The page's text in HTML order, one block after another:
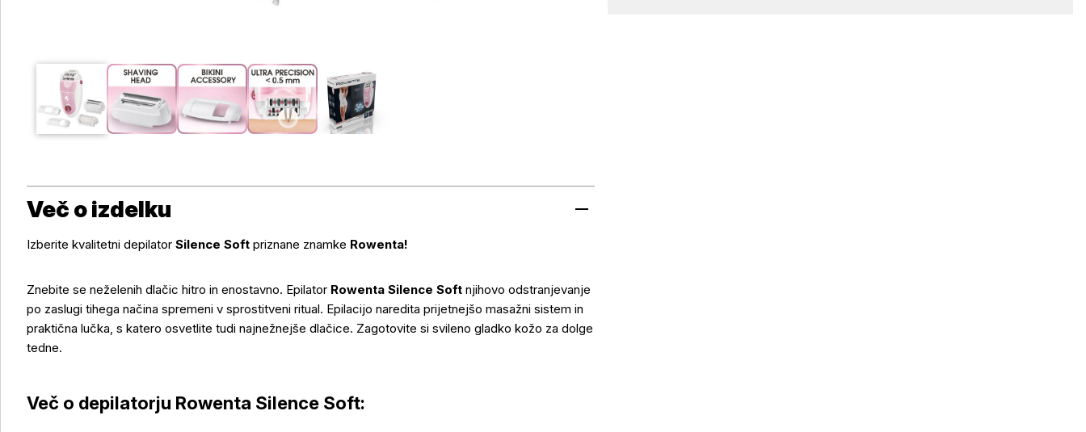
Več o izdelku
Izberite kvalitetni depilator Silence Soft priznane znamke Rowenta!
Znebite se neželenih dlačic hitro in enostavno. Epilator Rowenta Silence Soft njihovo odstranjevanje
po zaslugi tihega načina spremeni v sprostitveni ritual. Epilacijo naredita prijetnejšo masažni sistem in
praktična lučka, s katero osvetlite tudi najnežnejše dlačice. Zagotovite si svileno gladko kožo za dolge
tedne.
Več o depilatorju Rowenta Silence Soft: